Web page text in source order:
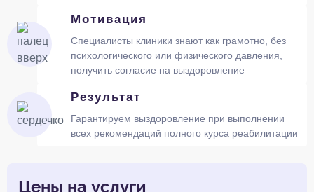
Мотивация
Специалисты клиники знают как грамотно, без
психологического или физического давления,
получить согласие на выздоровление
Результат
Гарантируем выздоровление при выполнении
всех рекомендаций полного курса реабилитации
Цены на услуги